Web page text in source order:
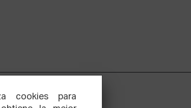
cookies para